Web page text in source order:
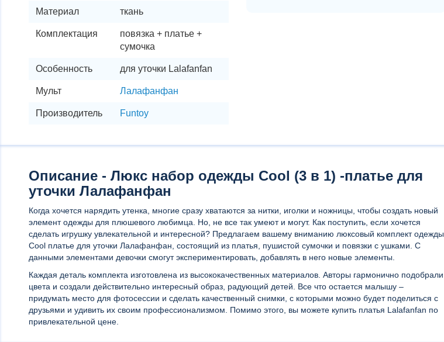
Материал ткань
Комплектация
повязка + платье +
сумочка
Особенность для уточки Lalafanfan
Мульт Лалафанфан
Производитель Funtoy
Описание - Люкс набор одежды Cool (3 в 1) -платье для
уточки Лалафанфан
Когда хочется нарядить утенка, многие сразу хватаются за нитки, иголки и ножницы, чтобы создать новый
элемент одежды для плюшевого любимца. Но, не все так умеют и могут. Как поступить, если хочется
сделать игрушку увлекательной и интересной? Предлагаем вашему вниманию люксовый комплект одежды
Cool платье для уточки Лалафанфан, состоящий из платья, пушистой сумочки и повязки с ушками. С
данными элементами девочки смогут экспериментировать, добавлять в него новые элементы.
Каждая деталь комплекта изготовлена из высококачественных материалов. Авторы гармонично подобрали
цвета и создали действительно интересный образ, радующий детей. Все что остается малышу –
придумать место для фотосессии и сделать качественный снимки, с которыми можно будет поделиться с
друзьями и удивить их своим профессионализмом. Помимо этого, вы можете купить платья Lalafanfan по
привлекательной цене.